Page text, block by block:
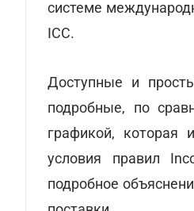
системе
ICC.
Доступные и
подробные, по
графикой, которая
условия правил
подробное